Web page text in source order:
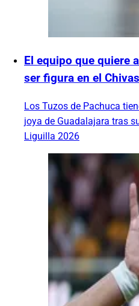
El equipo que quiere
ser figura en el
Los Tuzos de Pachuca
joya de Guadalajara tras
Liguilla 2026